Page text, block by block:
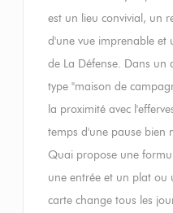
est un lieu convivial, un
d'une vue imprenable et
de La Défense. Dans un
type "maison de
la proximité avec
temps d'une pause bien
Quai propose une
une entrée et un plat ou
carte change tous les